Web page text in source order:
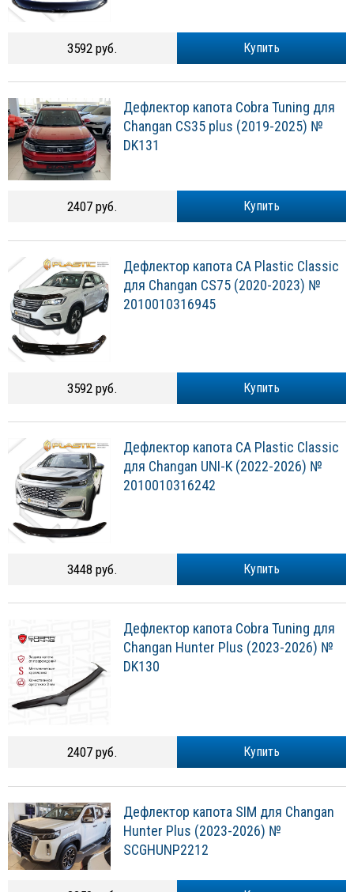
Купить
3592 руб.
Дефлектор капота Cobra Tuning для
Changan CS35 plus (2019-2025) №
DK131
Купить
2407 руб.
Дефлектор капота CA Plastic Classic
для Changan CS75 (2020-2023) №
2010010316945
Купить
3592 руб.
Дефлектор капота CA Plastic Classic
для Changan UNI-K (2022-2026) №
2010010316242
Купить
3448 руб.
Дефлектор капота Cobra Tuning для
Changan Hunter Plus (2023-2026) №
DK130
Купить
2407 руб.
Дефлектор капота SIM для Changan
Hunter Plus (2023-2026) №
SCGHUNP2212